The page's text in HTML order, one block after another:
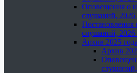
Оповещения о
слушаний, 2026
Постановления
слушаний, 2026
Архив 2025 года
Архив